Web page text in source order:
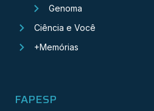
Genoma
Ciência e Você
+Memórias
FAPESP